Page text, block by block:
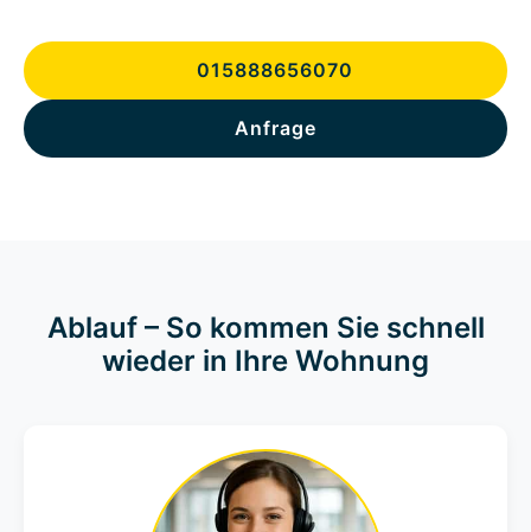
015888656070
Anfrage
Ablauf – So kommen Sie schnell
wieder in Ihre Wohnung